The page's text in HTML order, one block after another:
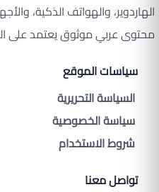
الهاردوير، والهواتف الذكية،
محتوى عربي موثوق يعتمد على
سياسات الموقع
السياسة التحريرية
سياسة الخصوصية
شروط الاستخدام
تواصل معنا